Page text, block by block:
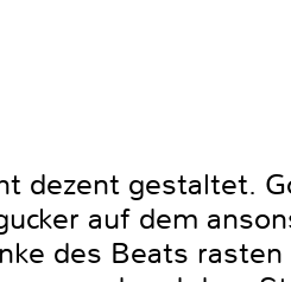
dezent gestaltet.
auf dem
des Beats